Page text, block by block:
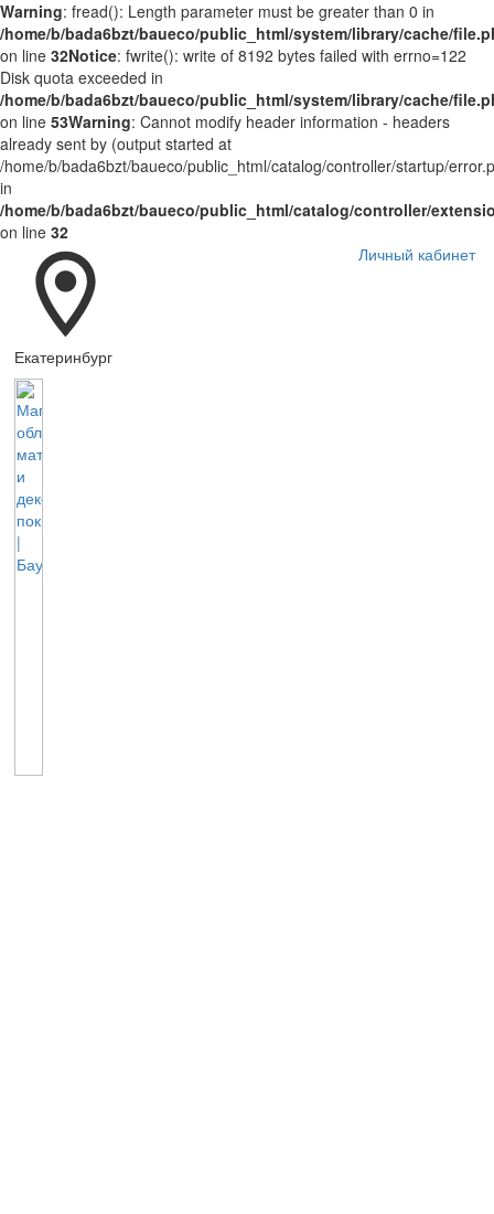
Warning: fread(): Length parameter must be greater than 0 in
/home/b/bada6bzt/baueco/public_html/system/library/cache/
on line 32Notice: fwrite(): write of 8192 bytes failed with errno=122
Disk quota exceeded in
/home/b/bada6bzt/baueco/public_html/system/library/cache/
on line 53Warning: Cannot modify header information - headers
already sent by (output started at
/home/b/bada6bzt/baueco/public_html/catalog/controller/startup/
in
/home/b/bada6bzt/baueco/public_html/catalog/controller/
on line 32
Екатеринбург
Личный кабинет